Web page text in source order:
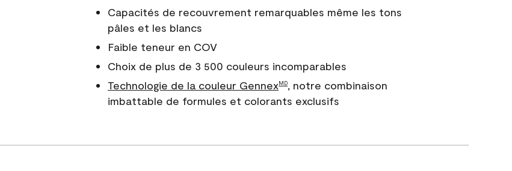
Capacités de recouvrement remarquables même les tons
pâles et les blancs
Faible teneur en COV
Choix de plus de 3 500 couleurs incomparables
Technologie de la couleur GennexMD, notre combinaison
imbattable de formules et colorants exclusifs